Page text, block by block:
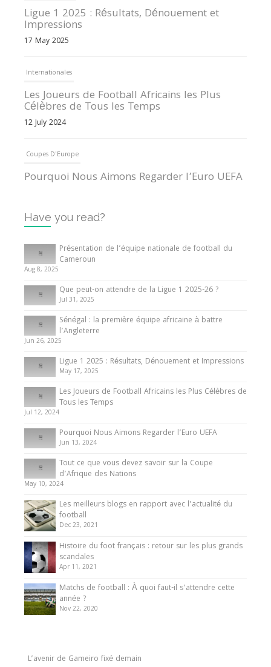
Ligue 1 2025 : Résultats, Dénouement et
Impressions
17 May 2025
Internationales
Les Joueurs de Football Africains les Plus
Célèbres de Tous les Temps
12 July 2024
Coupes D'Europe
Pourquoi Nous Aimons Regarder l’Euro UEFA
Internationales
Tout ce que vous devez savoir sur la Coupe
d’Afrique des Nations
10 May 2024
Internationales
Présentation de l’équipe nationale de football
du Cameroun
8 August 2025
Have you read?
Présentation de l’équipe nationale de football du
Cameroun
Aug 8, 2025
Que peut-on attendre de la Ligue 1 2025-26 ?
Jul 31, 2025
Sénégal : la première équipe africaine à battre
l’Angleterre
Jun 26, 2025
Ligue 1 2025 : Résultats, Dénouement et Impressions
May 17, 2025
Les Joueurs de Football Africains les Plus Célèbres de
Tous les Temps
Jul 12, 2024
Pourquoi Nous Aimons Regarder l’Euro UEFA
Jun 13, 2024
Tout ce que vous devez savoir sur la Coupe
d’Afrique des Nations
May 10, 2024
Les meilleurs blogs en rapport avec l’actualité du
football
Dec 23, 2021
Histoire du foot français : retour sur les plus grands
scandales
Apr 11, 2021
Matchs de football : À quoi faut-il s’attendre cette
année ?
Nov 22, 2020
L’avenir de Gameiro fixé demain